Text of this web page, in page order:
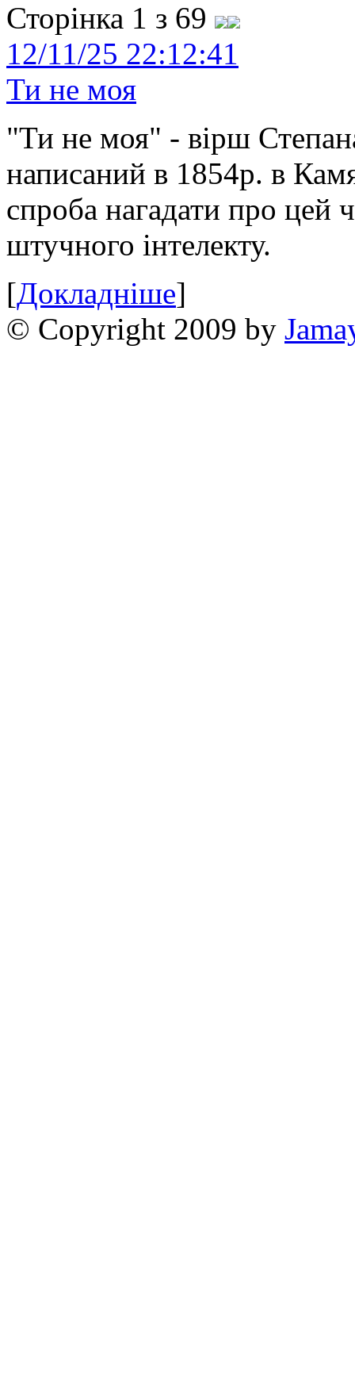
Сторінка 1 з 69
12/11/25 22:12:41
Ти не моя
"Ти не моя" - вірш
написаний в 1854р. в
спроба нагадати про цей
штучного інтелекту.
[Докладніше]
© Copyright 2009 by